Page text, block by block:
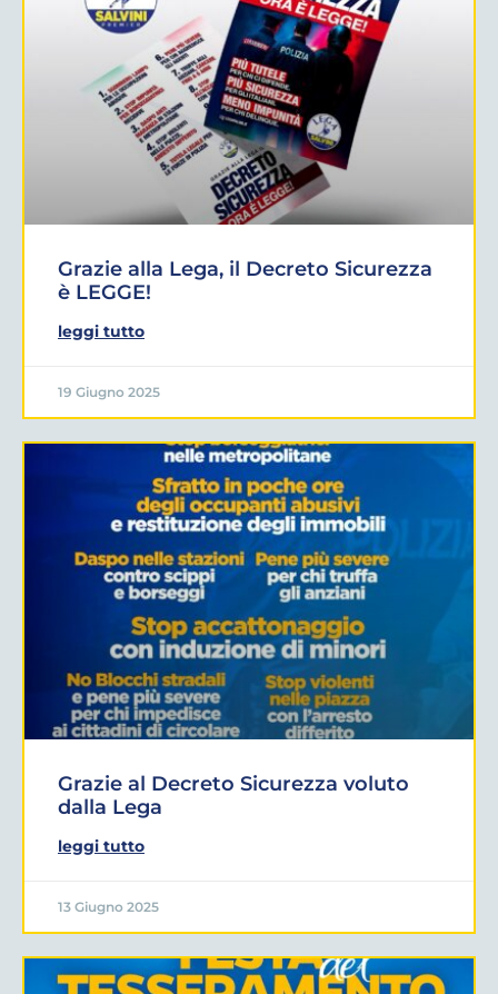
Grazie alla Lega, il Decreto Sicurezza
è LEGGE!
leggi tutto
19 Giugno 2025
Grazie al Decreto Sicurezza voluto
dalla Lega
leggi tutto
13 Giugno 2025